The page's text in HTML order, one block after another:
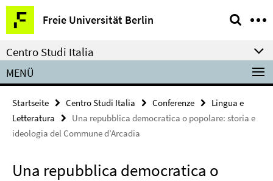
Springe
direkt
zu
Inhalt
Freie Universität Berlin
Service-
Navigation
Centro Studi Italia
MENÜ
Startseite Centro Studi Italia Conferenze
Lingua e
Letteratura
Una repubblica democratica o popolare: storia e
ideologia del Commune d’Arcadia
Una repubblica democratica o